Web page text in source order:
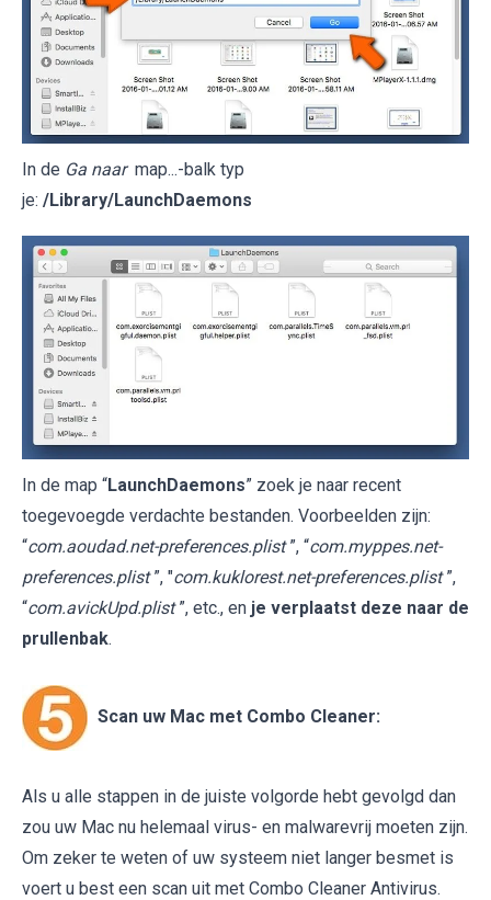
In de Ga naar map...-balk typ
je: /Library/LaunchDaemons
In de map “LaunchDaemons” zoek je naar recent
toegevoegde verdachte bestanden. Voorbeelden zijn:
“com.aoudad.net-preferences.plist ”, “com.myppes.net-
preferences.plist ”, "com.kuklorest.net-preferences.plist ”,
“com.avickUpd.plist ”, etc., en je verplaatst deze naar de
prullenbak.
Scan uw Mac met Combo Cleaner:
Als u alle stappen in de juiste volgorde hebt gevolgd dan
zou uw Mac nu helemaal virus- en malwarevrij moeten zijn.
Om zeker te weten of uw systeem niet langer besmet is
voert u best een scan uit met Combo Cleaner Antivirus.